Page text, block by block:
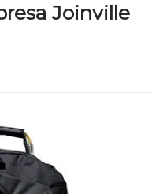
Joinville